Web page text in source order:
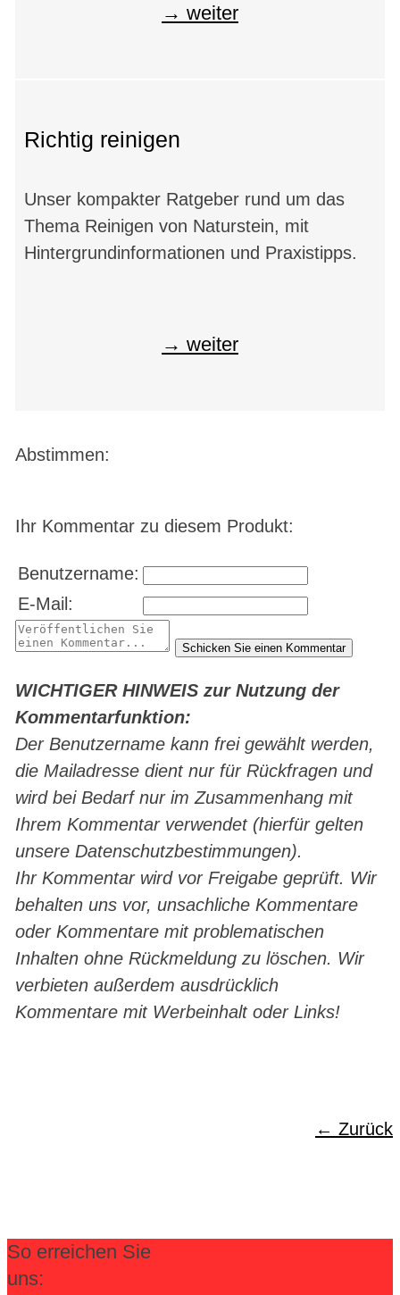
weiter
Richtig reinigen
Unser kompakter Ratgeber rund um das
Thema Reinigen von Naturstein, mit
Hintergrundinformationen und Praxistipps.
weiter
Abstimmen:
Ihr Kommentar zu diesem Produkt:
Benutzername:
E-Mail:
WICHTIGER HINWEIS zur Nutzung der
Kommentarfunktion:
Der Benutzername kann frei gewählt werden,
die Mailadresse dient nur für Rückfragen und
wird bei Bedarf nur im Zusammenhang mit
Ihrem Kommentar verwendet (hierfür gelten
unsere Datenschutzbestimmungen).
Ihr Kommentar wird vor Freigabe geprüft. Wir
behalten uns vor, unsachliche Kommentare
oder Kommentare mit problematischen
Inhalten ohne Rückmeldung zu löschen. Wir
verbieten außerdem ausdrücklich
Kommentare mit Werbeinhalt oder Links!
Zurück
So erreichen Sie
uns: